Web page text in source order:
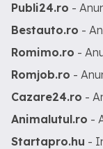
Publi24.ro -
Bestauto.ro -
Romimo.ro -
Romjob.ro -
Cazare24.ro -
Animalutul.ro -
Startapro.hu -